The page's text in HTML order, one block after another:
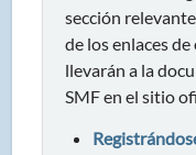
sección
de los enlaces
llevarán a la
SMF en el sitio